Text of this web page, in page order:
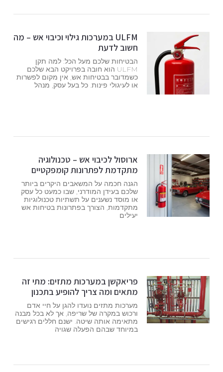
ULFM במערכות גילוי וכיבוי אש – מה
חשוב לדעת
הבטיחות שלכם מעל הכל: למה תקן
ULFM הוא חובה בפרויקט הבא שלכם
כשמדובר בבטיחות אש, אין מקום לפשרות
או לעיגולי פינות. כל בעל עסק, מנהל
ארוסול לכיבוי אש – טכנולוגיה
מתקדמת לפתרונות קומפקטיים
הגנה חכמה על המשאבים היקרים ביותר
שלכם בעידן המודרני, שבו כמעט כל עסק
או מוסד נשענים על תשתיות טכנולוגיות
מתקדמות, הצורך בפתרונות בטיחות אש
יעילים
פריאקשן במערכות מתזים: מתי זה
מתאים ומה צריך להופיע בתכנון
מערכות מתזים נועדו להגן על חיי אדם
ורכוש במקרה של שריפה, אך לא בכל מבנה
מתאימה אותה שיטה. ישנם חללים רגישים
במיוחד שבהם הפעלה שגויה